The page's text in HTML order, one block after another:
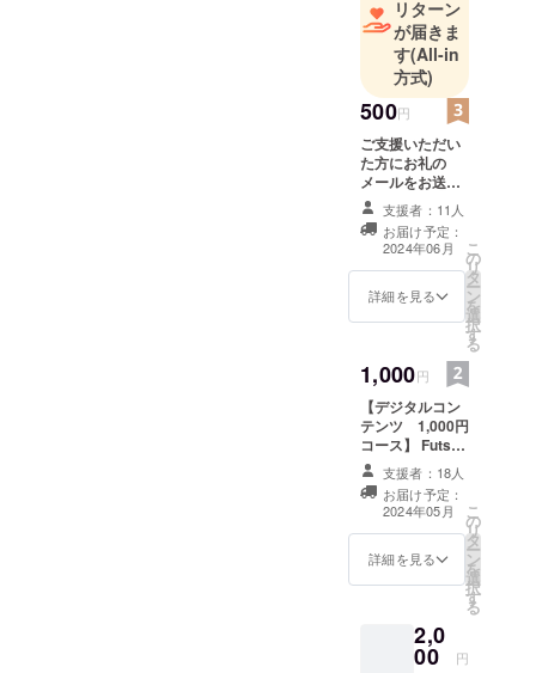
リターン
が届きま
す(All-in
方式)
500円
ご支援いただい
た方にお礼の
メールをお送り
させていただき
ます。 ※金額は
消費税込みの金
額です
支援者：11人
お届け予定：
2024年06月
詳細を見る
こ
の
リ
タ
ー
ン
を
選
択
す
る
1,000円
【デジタルコン
テンツ 1,000円
コース】 Futsal-
Times内の特設
ページへのアク
セス権。ここだ
けでしか読むこ
とができない大
会の限定記事、
になります。 ※
消費税込みの金
支援者：18人
お届け予定：
2024年05月
詳細を見る
こ
の
リ
タ
ー
ン
を
選
択
す
る
2,0
00 円